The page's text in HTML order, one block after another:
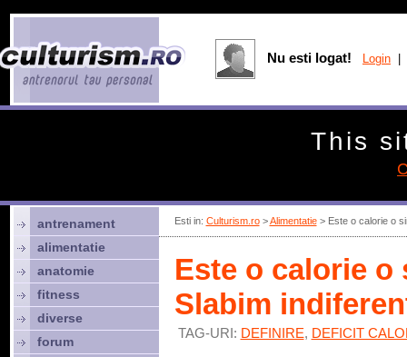
Esti in: Culturism.ro>Alimentatie> Este o calorie o
Este o calorie o
Slabim
TAG-URI: DEFINIRE, DEFICIT
antrenament
alimentatie
anatomie
fitness
diverse
forum
Nu esti logat! Login
This